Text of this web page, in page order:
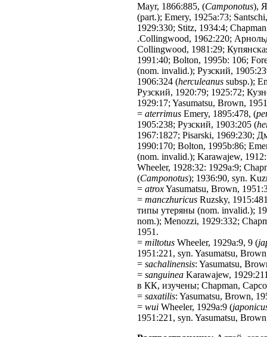
Mayr, 1866:885, (Camponotus),
(part.); Emery, 1925a:73;
1929:330; Stitz, 1934:4;
.Collingwood, 1962:220;
Collingwood, 1981:29;
1991:40; Bolton, 1995b: 106;
(nom. invalid.); Рузский,
1906:324 (herculeanus subsp.);
Рузский, 1920:79; 1925:72;
1929:17; Yasumatsu, Brown,
= aterrimus Emery, 1895:478, (
1905:238; Рузский, 1903:205 (
1967:1827; Pisarski, 1969:230;
1990:170; Bolton, 1995b:86;
(nom. invalid.); Karawajew,
Wheeler, 1928:32: 1929a:9;
(Camponotus); 1936:90, syn.
= atroxYasumatsu, Brown,
= manczhuricus Ruzsky,
типы утеряны (nom. invalid.);
nom.); Menozzi, 1929:332;
1951.
= miltotus Wheeler, 1929a:9, 9 (
1951:221, syn. Yasumatsu,
= sachalinensis: Yasumatsu,
= sanguinea Karawajew,
в КК, изучены; Chapman,
= saxatilis: Yasumatsu, Brown,
= wui Wheeler, 1929a:9 (
1951:221, syn. Yasumatsu,